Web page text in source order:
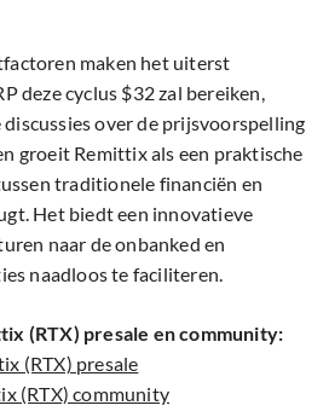
maken het uiterst
deze cyclus $32 zal bereiken,
over de prijsvoorspelling
groeit Remittix als een praktische
traditionele financiën en
Het biedt een innovatieve
naar de onbanked en
naadloos te faciliteren.
(RTX) presale en community:
(RTX) presale
(RTX) community